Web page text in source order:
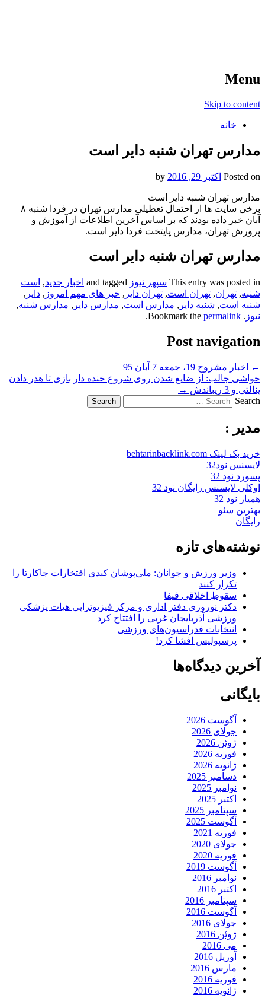
Menu
Skip to content
خانه
مدارس تهران شنبه دایر است
Posted on اکتبر 29, 2016
مدارس تهران شنبه دایر است
برخی سایت ها از احتمال تعطیلی مدارس تهران در فردا شنبه ۸
آبان خبر داده بودند که بر اساس آخرین اطلاعات از آموزش و
پرورش تهران، مدارس پایتخت فردا دایر است.
مدارس تهران شنبه دایر است
This entry was posted in سپهر نیوز اخبار جدید, است
شنبه, تهران, تهران است, تهران دایر , خبر های مهم امروز , دایر ,
شنبه است, شنبه دایر , مدارس است, مدارس دایر , مدارس شنبه,
نیوز . Bookmark the
permalink
.
Post navigation
←
اخبار مشروح 19، جمعه 7 آبان 95
حواشی جالب: از ضایع شدن روی شروع خنده دار بازی تا هدر دادن
پنالتی و 3 ریباندش
→
Search
مدیر :
خرید بک لینک behtarinbacklink.com
لایسنس نود32
پسورد نود 32
اوکلی لایسنس رایگان نود 32
همیار نود 32
بهترین سئو
رایگان
نوشته‌های تازه
وزیر ورزش و جوانان: ملی‌پوشان کبدی افتخارات جاکارتا را
تکرار کنند
سقوطِ اخلاقی فیفا
دکتر نوروزی دفتر اداری و مرکز فیزیوتراپی هیات پزشکی
ورزشی آذربایجان غربی را افتتاح کرد
انتخابات فدراسیون‌های ورزشی
پرسپولیس افشا کرد!
آخرین دیدگاه‌ها
بایگانی
آگوست 2026
جولای 2026
ژوئن 2026
فوریه 2026
ژانویه 2026
دسامبر 2025
نوامبر 2025
اکتبر 2025
سپتامبر 2025
آگوست 2025
فوریه 2021
جولای 2020
فوریه 2020
آگوست 2019
نوامبر 2016
اکتبر 2016
سپتامبر 2016
آگوست 2016
جولای 2016
ژوئن 2016
می 2016
آوریل 2016
مارس 2016
فوریه 2016
ژانویه 2016